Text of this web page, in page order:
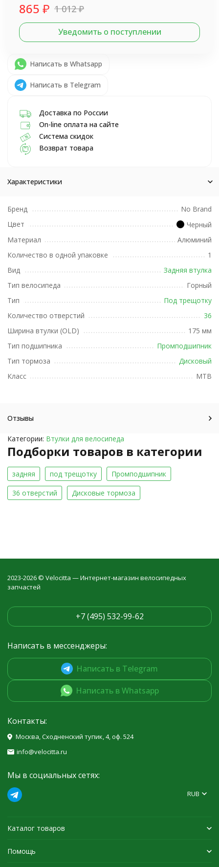
865 ₽ 1 012₽
Уведомить о поступлении
Написать в Whatsapp
Написать в Telegram
Доставка по России
On-line оплата на сайте
Система скидок
Возврат товара
Характеристики
Бренд
No Brand
Цвет
Черный
Материал
Алюминий
Количество в одной упаковке
1
Вид
Задняя втулка
Тип велосипеда
Горный
Тип
Под трещотку
Количество отверстий
36
Ширина втулки (OLD)
175 мм
Тип подшипника
Промподшипник
Тип тормоза
Дисковый
Класс
MTB
Отзывы
Категории: Втулки для велосипеда
Подборки товаров в категории
задняя под трещотку Промподшипник
36 отверстий Дисковые тормоза
2023-2026 © Velocitta — Интернет-магазин велосипедных
запчастей
+7 (495) 532-99-62
Написать в мессенджеры:
Написать в Telegram
Написать в Whatsapp
Контакты:
Москва, Сходненский тупик, 4, оф. 524
info@velocitta.ru
Мы в социальных сетях:
RUB
Каталог товаров
Помощь